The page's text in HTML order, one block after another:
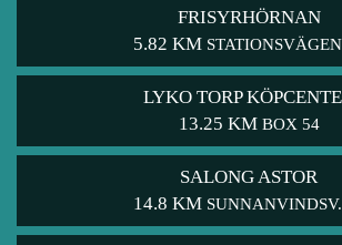
FRISYRHÖRNAN
5.82 KM
LYKO TORP
13.25 KM BOX 54
SALONG ASTOR
14.8 KM